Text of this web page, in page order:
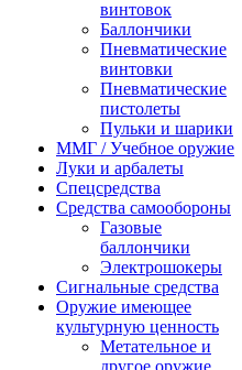
винтовок
Баллончики
Пневматические
винтовки
Пневматические
пистолеты
Пульки и шарики
ММГ / Учебное оружие
Луки и арбалеты
Спецсредства
Средства самообороны
Газовые
баллончики
Электрошокеры
Сигнальные средства
Оружие имеющее
культурную ценность
Метательное и
другое оружие